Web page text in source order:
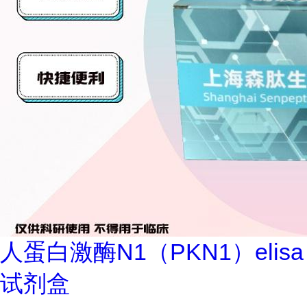
人蛋白激酶N1（PKN1）elisa
试剂盒